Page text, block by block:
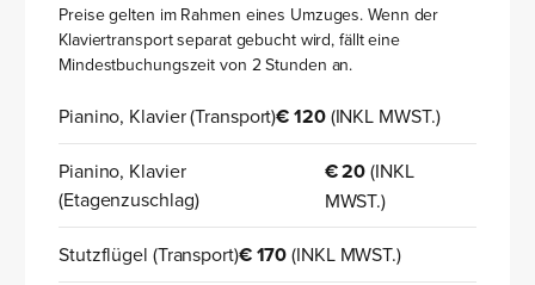
Preise gelten im Rahmen eines Umzuges. Wenn der
Klaviertransport separat gebucht wird, fällt eine
Mindestbuchungszeit von 2 Stunden an.
Pianino, Klavier (Transport)€ 120(INKL MWST.)
Pianino, Klavier
(Etagenzuschlag)
€ 20(INKL
MWST.)
Stutzflügel (Transport)€ 170(INKL MWST.)